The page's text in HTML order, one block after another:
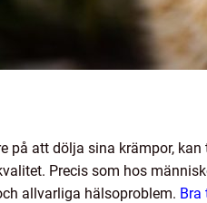
på att dölja sina krämpor,
Precis som hos
allvarliga hälsoproblem. Bra